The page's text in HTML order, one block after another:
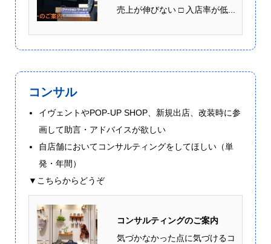
売上が伸びない □ 入店率が低...
コンサル
イヴェントやPOP-UP SHOP、新規出店、改装時に参
画して助言・アドバイスが欲しい
自店舗においてコンサルティングをしてほしい（単
発・年間）
▼こちらからどうぞ
コンサルティングのご案内
気づかなかった点に気づけるコ